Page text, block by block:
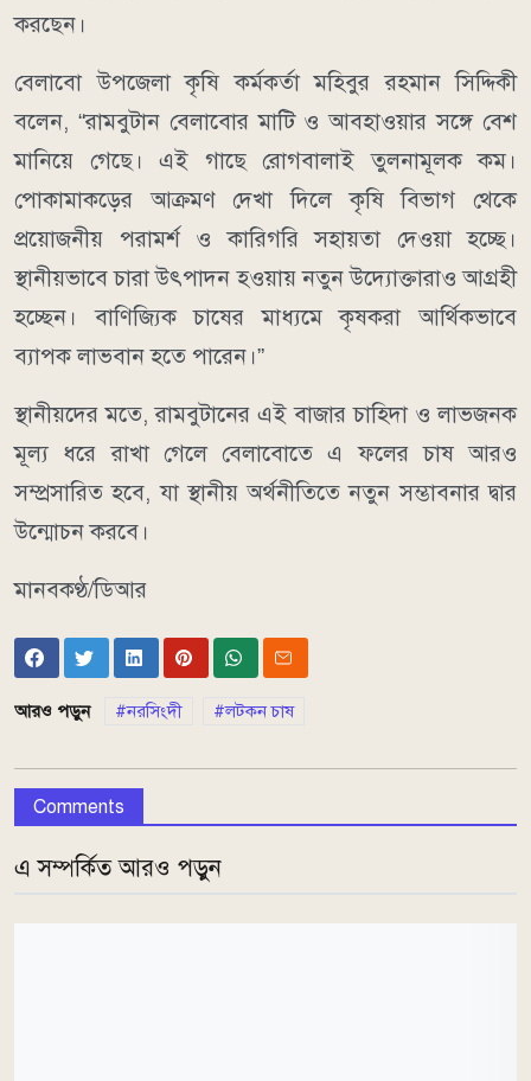
করছেন।
বেলাবো উপজেলা কৃষি কর্মকর্তা মহিবুর রহমান সিদ্দিকী
বলেন, “রামবুটান বেলাবোর মাটি ও আবহাওয়ার সঙ্গে বেশ
মানিয়ে গেছে। এই গাছে রোগবালাই তুলনামূলক কম।
পোকামাকড়ের আক্রমণ দেখা দিলে কৃষি বিভাগ থেকে
প্রয়োজনীয় পরামর্শ ও কারিগরি সহায়তা দেওয়া হচ্ছে।
স্থানীয়ভাবে চারা উৎপাদন হওয়ায় নতুন উদ্যোক্তারাও আগ্রহী
হচ্ছেন। বাণিজ্যিক চাষের মাধ্যমে কৃষকরা আর্থিকভাবে
ব্যাপক লাভবান হতে পারেন।”
স্থানীয়দের মতে, রামবুটানের এই বাজার চাহিদা ও লাভজনক
মূল্য ধরে রাখা গেলে বেলাবোতে এ ফলের চাষ আরও
সম্প্রসারিত হবে, যা স্থানীয় অর্থনীতিতে নতুন সম্ভাবনার দ্বার
উন্মোচন করবে।
মানবকণ্ঠ/ডিআর
আরও পড়ুন নরসিংদী লটকন চাষ
Comments
এ সম্পর্কিত আরও পড়ুন